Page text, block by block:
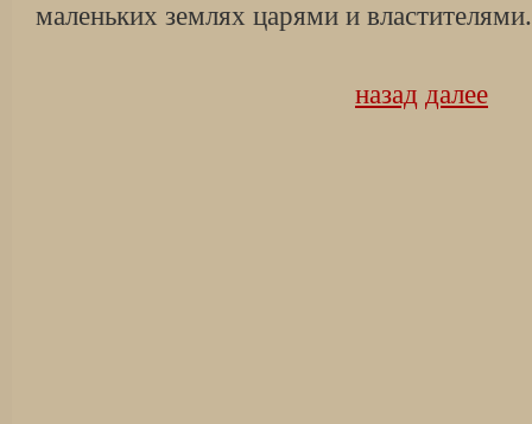
маленьких землях царями и властителями.
назад далее